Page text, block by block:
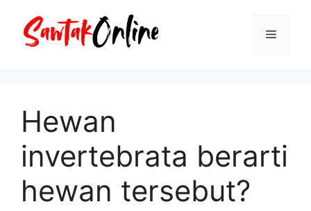
Menu
Hewan
invertebrata berarti
hewan tersebut?